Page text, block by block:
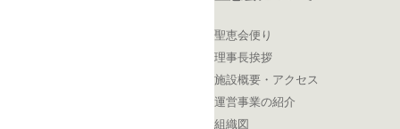
聖恵会便り
理事長挨拶
施設概要・アクセス
運営事業の紹介
組織図